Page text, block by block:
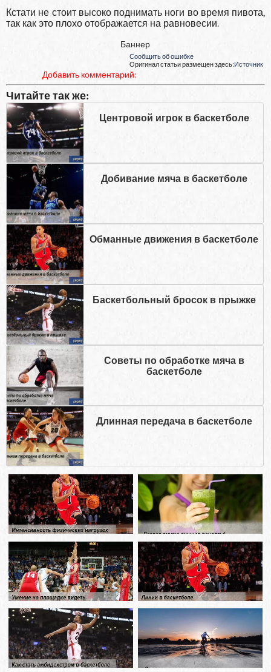
Кстати не стоит высоко поднимать ноги во время пивота,
так как это плохо отображается на равновесии.
Баннер
Сообщить об ошибке
Оригинал статьи размещен здесь:Источник
Добавить комментарий:
Читайте так же:
Центровой игрок в баскетболе
Добивание мяча в баскетболе
Обманные движения в баскетболе
Баскетбольный бросок в прыжке
Советы по обработке мяча в
баскетболе
Длинная передача в баскетболе